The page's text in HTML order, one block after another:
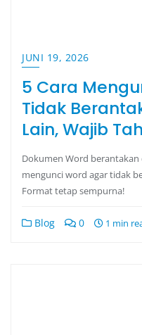
JUNI 19, 2026
5 Cara
Tidak
Lain, Wajib
Dokumen Word
mengunci word agar tidak
Format tetap sempurna!
Blog 0 1 min